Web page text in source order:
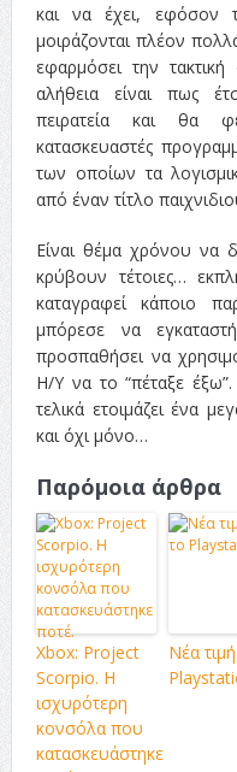
και να έχει, εφόσον
μοιράζονται πλέον
εφαρμόσει την
αλήθεια είναι πως
πειρατεία και θα
κατασκευαστές
των οποίων τα
από έναν τίτλο
Είναι θέμα χρόνου να
κρύβουν τέτοιες…
καταγραφεί κάποιο
μπόρεσε να
προσπαθήσει να
Η/Υ να το “πέταξε
τελικά ετοιμάζει ένα
και όχι μόνο…
Παρόμοια άρθρα
Xbox: Project
Scorpio. Η
ισχυρότερη
κονσόλα που
κατασκευάστηκε
Νέα